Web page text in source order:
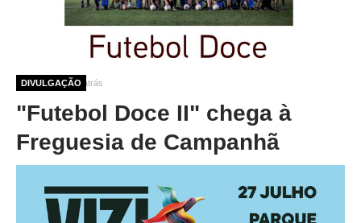
DIVULGAÇÃO
12 meses 3 dias atrás
"Futebol Doce II" chega à
Freguesia de Campanhã